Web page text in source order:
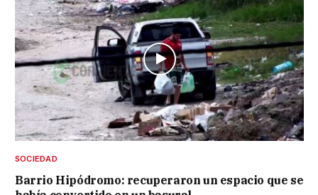
SOCIEDAD
Barrio Hipódromo: recuperaron un espacio que se